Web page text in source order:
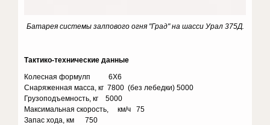
Батарея системы залпового огня "Град" на шасси Урал 375Д.
Тактико-технические данные
Колесная формулп 6X6
Снаряженная масса, кг 7800 (без лебедки) 5000
Грузоподъемность, кг 5000
Максимальная скорость, км/ч 75
Запас хода, км 750